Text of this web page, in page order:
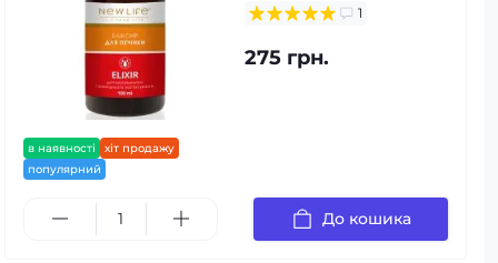
в наявності
хіт продажу
популярний
1
275 грн.
До кошика